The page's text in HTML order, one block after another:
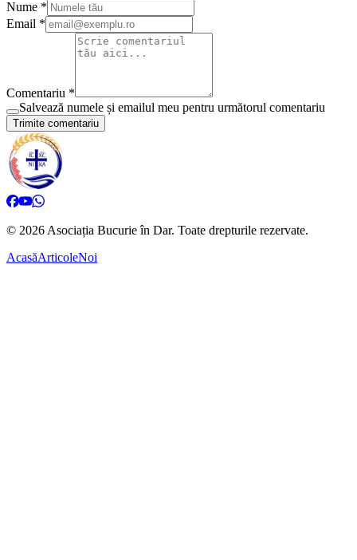
Nume *
Email *
Comentariu *
Salvează numele și emailul meu pentru următorul comentariu
Trimite comentariu
© 2026 Asociația Bucurie în Dar. Toate drepturile rezervate.
AcasăArticoleNoi